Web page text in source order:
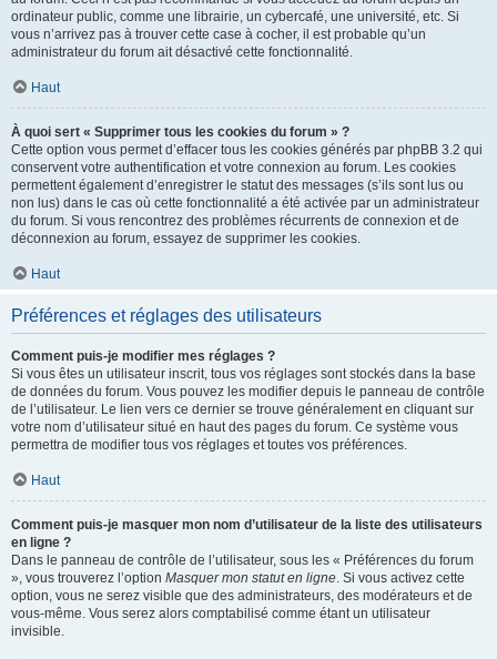
ordinateur public, comme une librairie, un cybercafé, une université, etc. Si
vous n’arrivez pas à trouver cette case à cocher, il est probable qu’un
administrateur du forum ait désactivé cette fonctionnalité.
Haut
À quoi sert « Supprimer tous les cookies du forum » ?
Cette option vous permet d’effacer tous les cookies générés par phpBB 3.2 qui
conservent votre authentification et votre connexion au forum. Les cookies
permettent également d’enregistrer le statut des messages (s’ils sont lus ou
non lus) dans le cas où cette fonctionnalité a été activée par un administrateur
du forum. Si vous rencontrez des problèmes récurrents de connexion et de
déconnexion au forum, essayez de supprimer les cookies.
Haut
Préférences et réglages des utilisateurs
Comment puis-je modifier mes réglages ?
Si vous êtes un utilisateur inscrit, tous vos réglages sont stockés dans la base
de données du forum. Vous pouvez les modifier depuis le panneau de contrôle
de l’utilisateur. Le lien vers ce dernier se trouve généralement en cliquant sur
votre nom d’utilisateur situé en haut des pages du forum. Ce système vous
permettra de modifier tous vos réglages et toutes vos préférences.
Haut
Comment puis-je masquer mon nom d’utilisateur de la liste des utilisateurs
en ligne ?
Dans le panneau de contrôle de l’utilisateur, sous les « Préférences du forum
», vous trouverez l’option Masquer mon statut en ligne. Si vous activez cette
option, vous ne serez visible que des administrateurs, des modérateurs et de
vous-même. Vous serez alors comptabilisé comme étant un utilisateur
invisible.